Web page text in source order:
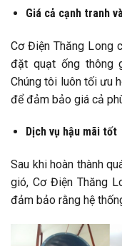
Giá cả cạnh tranh
Cơ Điện Thăng Long
đặt quạt ống thông
Chúng tôi luôn tối ưu
để đảm bảo giá cả
Dịch vụ hậu mãi tốt
Sau khi hoàn thành
gió, Cơ Điện Thăng
đảm bảo rằng hệ